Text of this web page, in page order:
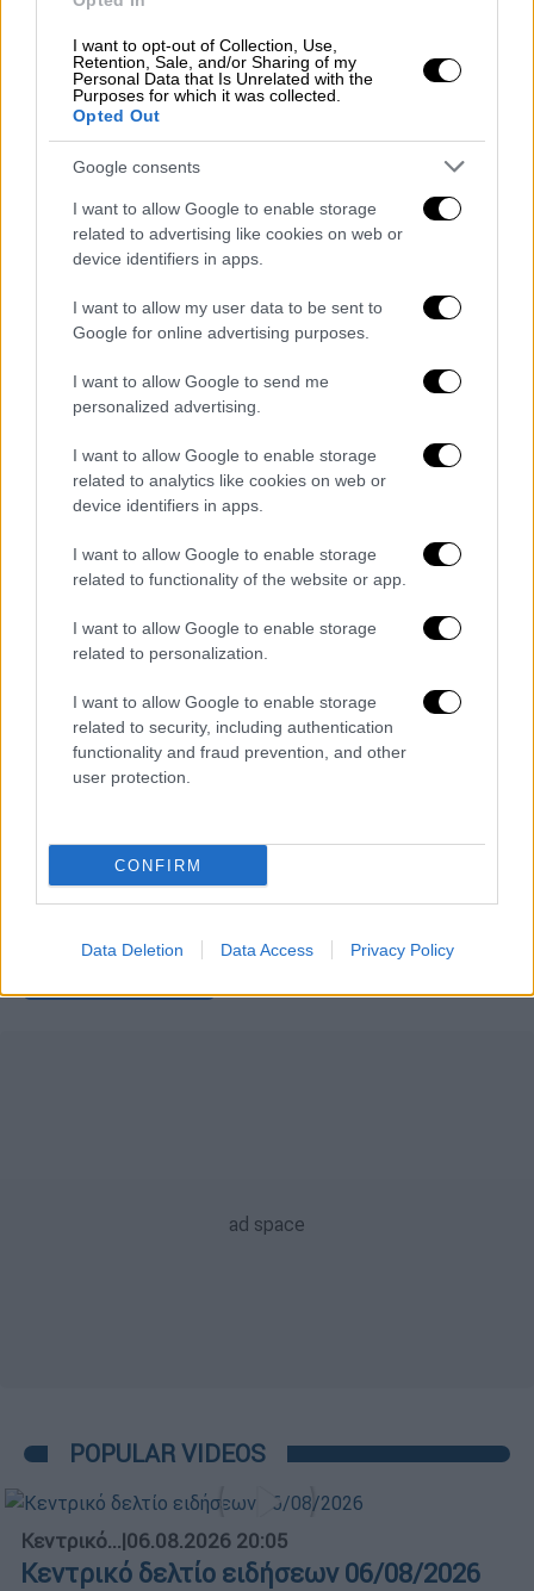
I want to opt-out of Collection, Use,
Retention, Sale, and/or Sharing of my
Personal Data that Is Unrelated with the
Purposes for which it was collected.
Opted Out
Google consents
I want to allow Google to enable storage
related to advertising like cookies on web or
device identifiers in apps.
I want to allow my user data to be sent to
Google for online advertising purposes.
I want to allow Google to send me
personalized advertising.
I want to allow Google to enable storage
related to analytics like cookies on web or
device identifiers in apps.
I want to allow Google to enable storage
related to functionality of the website or app.
I want to allow Google to enable storage
related to personalization.
I want to allow Google to enable storage
related to security, including authentication
functionality and fraud prevention, and other
user protection.
CONFIRM
Data Deletion Data Access Privacy Policy
μαγνητίσει όλα τα βλέμματα με το αργό και
«βασανιστικό» τσιφτετέλι της
Lifestyle 25.12.2018 12:22
Στην υγειά μας ρε παιδιά: Το τσιφτετέλι
της Χριστίνας Αλεξανιάν που ξεσήκωσε
το πλατό (vid)
Το τσιφτετέλι από εντυπωσιακές κυρίες
είναι πλέον «θεσμός» και το βράδυ της
Δευτέρας είχαμε άλλο ένα
ΑΛΛΑ #TAGS
Στην υγειά μας ρε παιδιά
Σπύρος Παπαδόπουλος
Χριστίνας Αλεξανιάν
POPULAR VIDEOS
Κεντρικό...|06.08.2026 20:05
Κεντρικό δελτίο ειδήσεων 06/08/2026